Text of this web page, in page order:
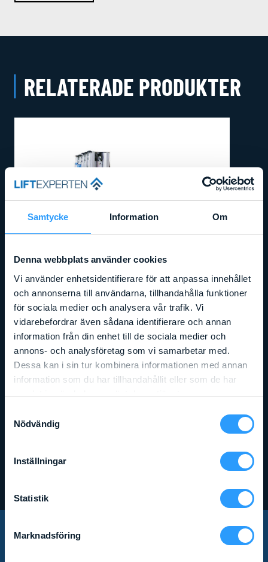
Samtycke Information Om
Denna webbplats använder cookies
Vi använder enhetsidentifierare för att anpassa innehållet
och annonserna till användarna, tillhandahålla funktioner
för sociala medier och analysera vår trafik. Vi
vidarebefordrar även sådana identifierare och annan
information från din enhet till de sociala medier och
annons- och analysföretag som vi samarbetar med.
Dessa kan i sin tur kombinera informationen med annan
information som du har tillhandahållit eller som de har
samlat in när du har använt deras tjänster.
Nödvändig
Inställningar
Statistik
Marknadsföring
RELATERADE PRODUKTER
Arbetshöjd:5,45m
Läs mer
PRENUMERERA PÅ VÅRT